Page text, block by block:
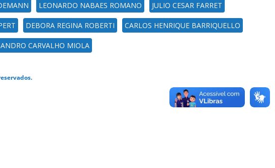
LEONARDO NABAES ROMANO JULIO CESAR FARRET
DEBORA REGINA ROBERTI CARLOS HENRIQUE BARRIQUELLO
CARVALHO MIOLA